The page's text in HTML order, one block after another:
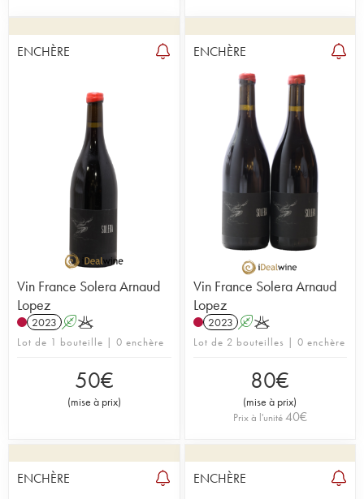
ENCHÈRE
Vin France Solera Arnaud
Lopez
2023 AK
Lot de 1 bouteille | 0 enchère
50€
(mise à prix)
ENCHÈRE
Vin France Solera Arnaud
Lopez
2023 AK
Lot de 2 bouteilles | 0 enchère
80€
(mise à prix)
Prix à l'unité40€
ENCHÈRE ENCHÈRE